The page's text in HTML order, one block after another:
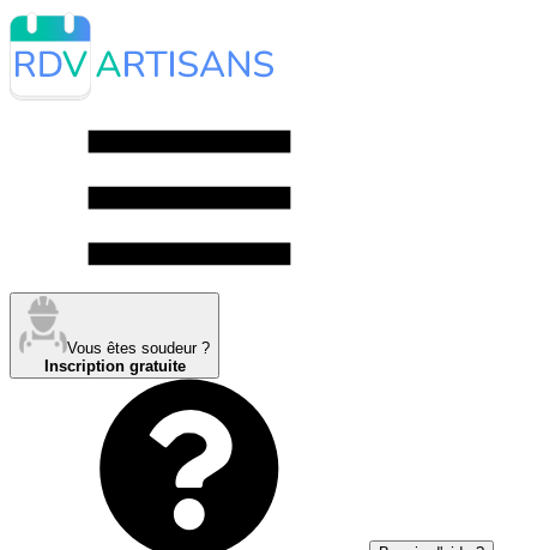
Vous êtes soudeur ?
Inscription gratuite